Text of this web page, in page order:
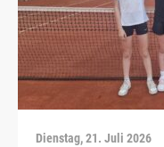
Dienstag, 21. Juli 2026